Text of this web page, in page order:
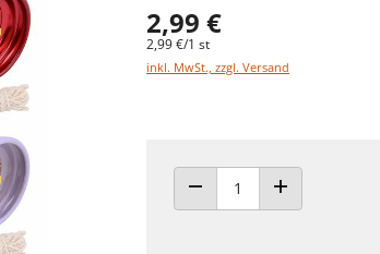
2,99 €
2,99 €/1 st
inkl. MwSt., zzgl. Versand
ANZAHL VERRINGERN
ANZAHL